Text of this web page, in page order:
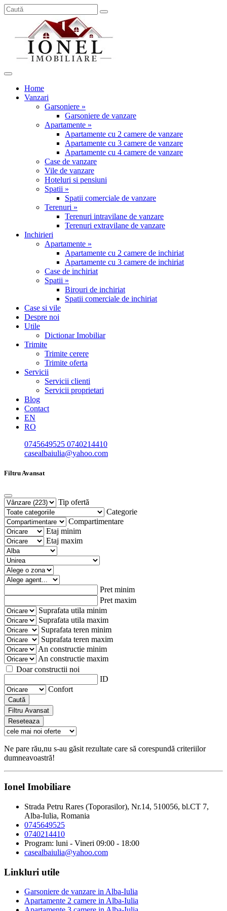
Home
Vanzari
Garsoniere »
Garsoniere de vanzare
Apartamente »
Apartamente cu 2 camere de vanzare
Apartamente cu 3 camere de vanzare
Apartamente cu 4 camere de vanzare
Case de vanzare
Vile de vanzare
Hoteluri si pensiuni
Spatii »
Spatii comerciale de vanzare
Terenuri »
Terenuri intravilane de vanzare
Terenuri extravilane de vanzare
Inchirieri
Apartamente »
Apartamente cu 2 camere de inchiriat
Apartamente cu 3 camere de inchiriat
Case de inchiriat
Spatii »
Birouri de inchiriat
Spatii comerciale de inchiriat
Case si vile
Despre noi
Utile
Dictionar Imobiliar
Trimite
Trimite cerere
Trimite oferta
Servicii
Servicii clienti
Servicii proprietari
Blog
Contact
EN
RO
0745649525 0740214410
casealbaiulia@yahoo.com
Filtru Avansat
Tip ofertă
Categorie
Compartimentare
Etaj minim
Etaj maxim
Pret minim
Pret maxim
Suprafata utila minim
Suprafata utila maxim
Suprafata teren minim
Suprafata teren maxim
An constructie minim
An constructie maxim
Doar constructii noi
ID
Confort
Caută
Filtru Avansat
Reseteaza
Ne pare rău,nu s-au găsit rezultate care să corespundă criteriilor
dumneavoastră!
Ionel Imobiliare
Strada Petru Rares (Toporasilor), Nr.14, 510056, bl.CT 7,
Alba-Iulia, Romania
0745649525
0740214410
Program: luni - Vineri 09:00 - 18:00
casealbaiulia@yahoo.com
Linkluri utile
Garsoniere de vanzare in Alba-Iulia
Apartamente 2 camere in Alba-Iulia